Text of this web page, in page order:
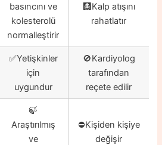
basıncını ve
kolesterolü
normalleştirir
🩻Kalp atışını
rahatlatır
✅Yetişkinler
için
uygundur
🚫Kardiyolog
tarafından
reçete edilir
🍃
Araştırılmış
ve
⛔️Kişiden kişiye
değişir